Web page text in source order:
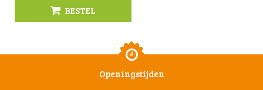
BESTEL
Openingstijden